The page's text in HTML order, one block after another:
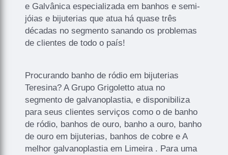
e Galvânica especializada em banhos e semi-
jóias e bijuterias que atua há quase três
décadas no segmento sanando os problemas
de clientes de todo o país!
Procurando banho de ródio em bijuterias
Teresina? A Grupo Grigoletto atua no
segmento de galvanoplastia, e disponibiliza
para seus clientes serviços como o de banho
de ródio, banhos de ouro, banho a ouro, banho
de ouro em bijuterias, banhos de cobre e A
melhor galvanoplastia em Limeira . Para uma